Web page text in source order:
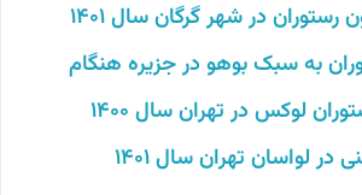
در شهر گرگان سال 1401
به سبک بوهو در جزیره هنگام
لوکس در تهران سال 1400
لواسان تهران سال 1401